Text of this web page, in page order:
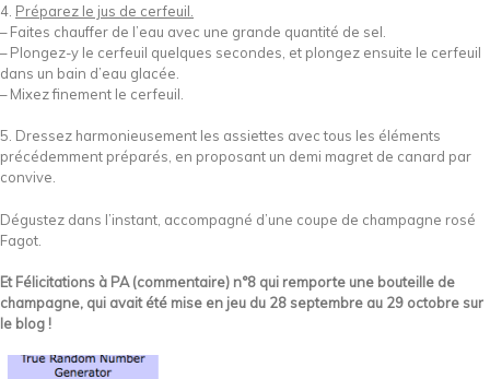
4. Préparez le jus de cerfeuil.
– Faites chauffer de l’eau avec une grande quantité de sel.
– Plongez-y le cerfeuil quelques secondes, et plongez ensuite le cerfeuil
dans un bain d’eau glacée.
– Mixez finement le cerfeuil.
5. Dressez harmonieusement les assiettes avec tous les éléments
précédemment préparés, en proposant un demi magret de canard par
convive.
Dégustez dans l’instant, accompagné d’une coupe de champagne rosé
Fagot.
Et Félicitations à PA (commentaire) n°8 qui remporte une bouteille de
champagne, qui avait été mise en jeu du 28 septembre au 29 octobre sur
le blog !